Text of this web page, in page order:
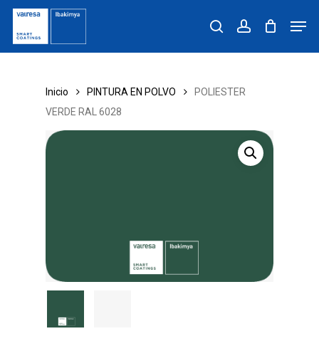
Skip
main
content
searchaccount
Inicio PINTURA EN POLVO
POLIESTER
VERDE RAL 6028